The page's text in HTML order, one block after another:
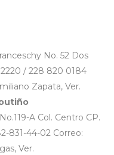
No. 52 Dos
2220 / 228 820 0184
Zapata, Ver.
A Col. Centro CP.
831-44-02 Correo:
Ver.